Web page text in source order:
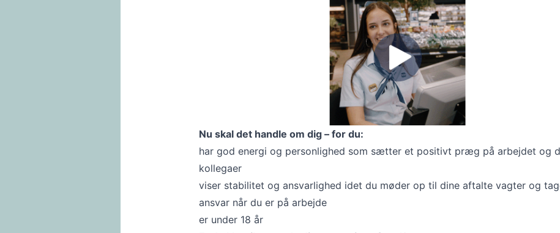
Nu skal det handle om dig – for du:
har god energi og personlighed som sætter et positivt præg på arbejdet og
kollegaer
viser stabilitet og ansvarlighed idet du møder op til dine aftalte vagter og
ansvar når du er på arbejde
er under 18 år